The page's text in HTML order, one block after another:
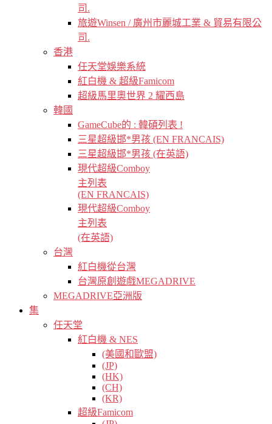
司.
旅遊Winsen / 廣州市麗城工業 & 貿易有限公
司.
香港
任天堂娛樂系統
紅白機 & 超級Famicom
超級馬里奧世界 2 耀西島
韓國
GameCube的 : 韓碩列表 !
三星超級邯*男孩 (EN FRANCAIS)
三星超級邯*男孩 (在英語)
現代超級Comboy
主列表
(EN FRANCAIS)
現代超級Comboy
主列表
(在英語)
台灣
紅白機從台灣
台灣原創遊戲MEGADRIVE
MEGADRIVE亞洲版
集
任天堂
紅白機 & NES
(美國和歐盟)
(JP)
(HK)
(CH)
(KR)
超級Famicom